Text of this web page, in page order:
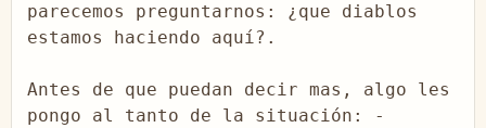
parecemos preguntarnos: ¿que diablos
estamos haciendo aquí?.
Antes de que puedan decir mas, algo les
pongo al tanto de la situación: -